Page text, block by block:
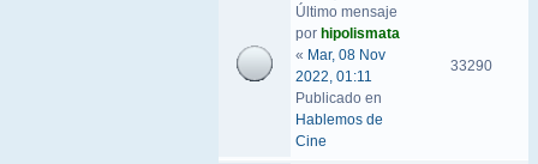
Último mensaje
por hipolismata
« Mar, 08 Nov
2022, 01:11
Publicado en
Hablemos de
Cine
33290